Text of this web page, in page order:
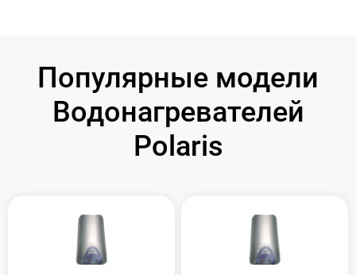
Популярные модели
Водонагревателей
Polaris